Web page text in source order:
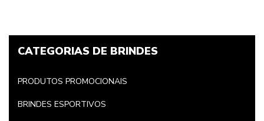
CATEGORIAS DE BRINDES
PRODUTOS PROMOCIONAIS
BRINDES ESPORTIVOS